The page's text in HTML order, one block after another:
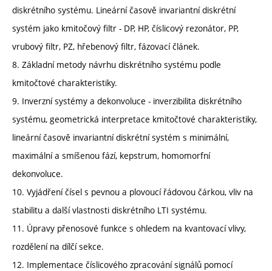
diskrétního systému. Lineární časově invariantní diskrétní
systém jako kmitočový filtr - DP, HP, číslicový rezonátor, PP,
vrubový filtr, PZ, hřebenový filtr, fázovací článek.
8. Základní metody návrhu diskrétního systému podle
kmitočtové charakteristiky.
9. Inverzní systémy a dekonvoluce - inverzibilita diskrétního
systému, geometrická interpretace kmitočtové charakteristiky,
lineární časově invariantní diskrétní systém s minimální,
maximální a smíšenou fází, kepstrum, homomorfní
dekonvoluce.
10. Vyjádření čísel s pevnou a plovoucí řádovou čárkou, vliv na
stabilitu a další vlastnosti diskrétního LTI systému.
11. Úpravy přenosové funkce s ohledem na kvantovací vlivy,
rozdělení na dílčí sekce.
12. Implementace číslicového zpracování signálů pomocí